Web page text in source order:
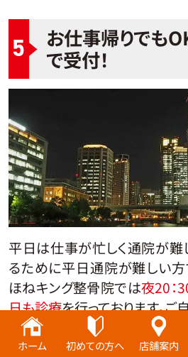
ホーム 初めての方へ 店舗案内
5
お仕事帰りでも
で受付！
平日は仕事が忙しく通院が難
るために平日通院が難しい方
ほねキング整骨院では夜20：
日も診療を行っております。
復し、後遺症を残さないため
ただければと思います。